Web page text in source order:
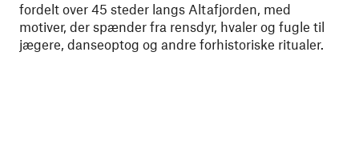
fordelt over 45 steder langs Altafjorden, med
motiver, der spænder fra rensdyr, hvaler og fugle til
jægere, danseoptog og andre forhistoriske ritualer.